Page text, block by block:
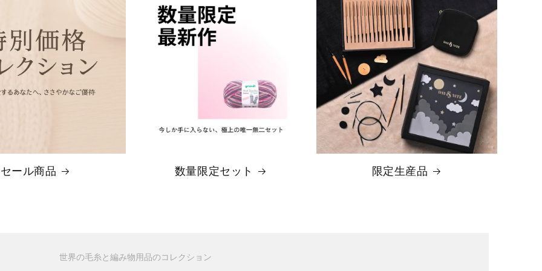
セール商品 数量限定セット 限定生産品
世界の毛糸と編み物用品のコレクション